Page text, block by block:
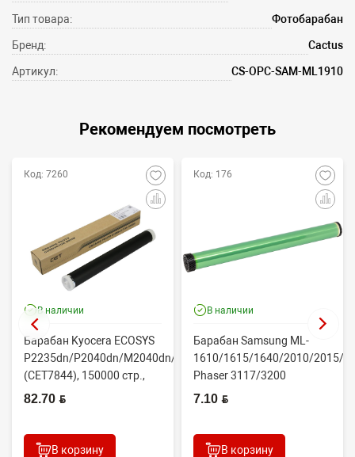
Тип товара: Фотобарабан
Бренд: Cactus
Артикул: CS-OPC-SAM-ML1910
Рекомендуем посмотреть
Код: 7260
В наличии
Барабан Kyocera ECOSYS
P2235dn/P2040dn/M2040dn/M2540dw
(CET7844), 150000 стр.,
Япония
82.70 BYN
В корзину
Код: 176
В наличии
Барабан Samsung ML-
1610/1615/1640/2010/2015/
Phaser 3117/3200
(CONTENT)
7.10 BYN
В корзину